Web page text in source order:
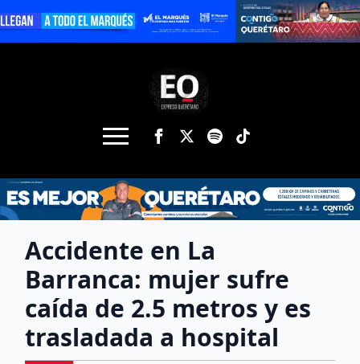
Accidente en La
Barranca: mujer sufre
caída de 2.5 metros y es
trasladada a hospital